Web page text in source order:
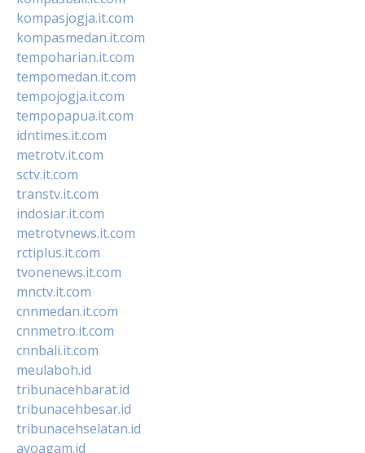
kompasjogja.it.com
kompasmedan.it.com
tempoharian.it.com
tempomedan.it.com
tempojogja.it.com
tempopapua.it.com
idntimes.it.com
metrotv.it.com
sctv.it.com
transtv.it.com
indosiar.it.com
metrotvnews.it.com
rctiplus.it.com
tvonenews.it.com
mnctv.it.com
cnnmedan.it.com
cnnmetro.it.com
cnnbali.it.com
meulaboh.id
tribunacehbarat.id
tribunacehbesar.id
tribunacehselatan.id
ayoagam.id